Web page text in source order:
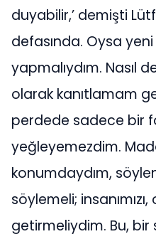
duyabilir,’ demişti
defasında. Oysa
yapmalıydım. Nasıl
olarak kanıtlamam
perdede sadece bir
yeğleyemezdim.
konumdaydım,
söylemeli;
getirmeliydim. Bu,